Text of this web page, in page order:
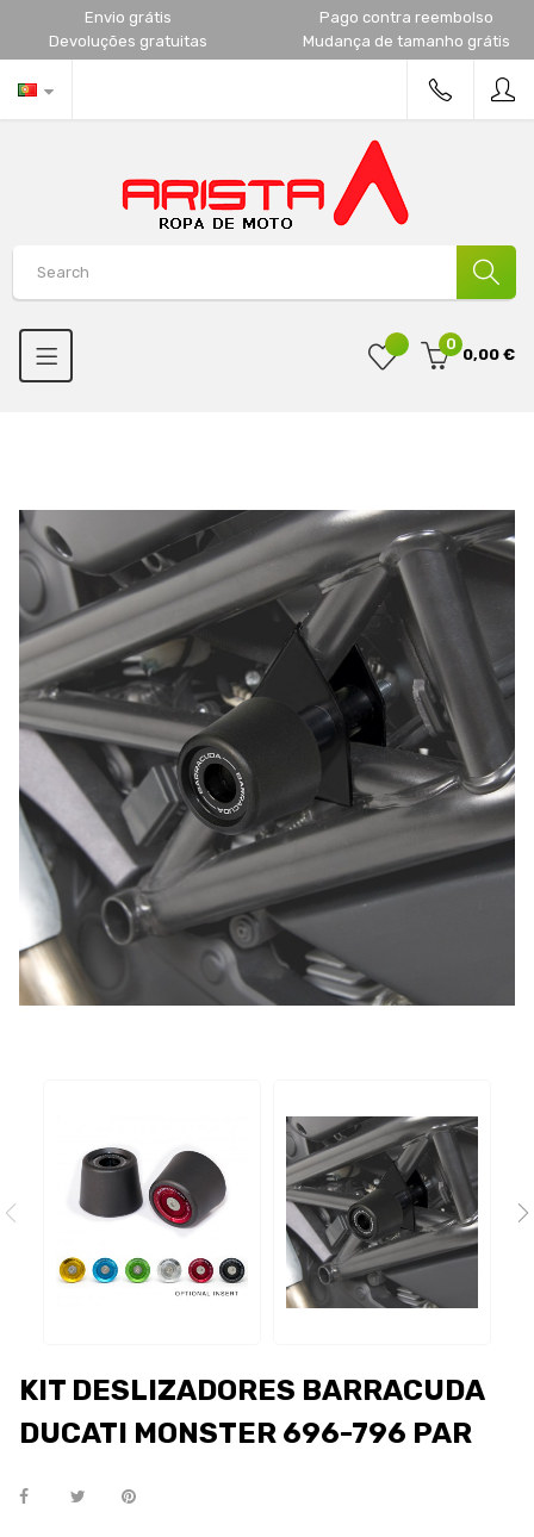
Envio grátis
Pago contra reembolso
Devoluções gratuitas
Mudança de tamanho grátis
0
0,00 €
KIT DESLIZADORES BARRACUDA
DUCATI MONSTER 696-796 PAR